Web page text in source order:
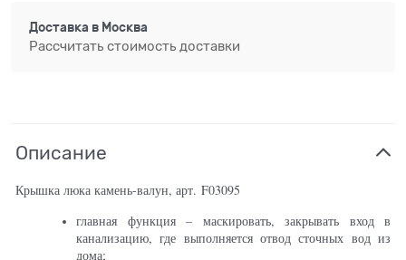
Доставка в Москва
Рассчитать стоимость доставки
Описание
Крышка люка камень-валун, арт. F03095
главная функция – маскировать, закрывать вход в
канализацию, где выполняется отвод сточных вод из
дома;